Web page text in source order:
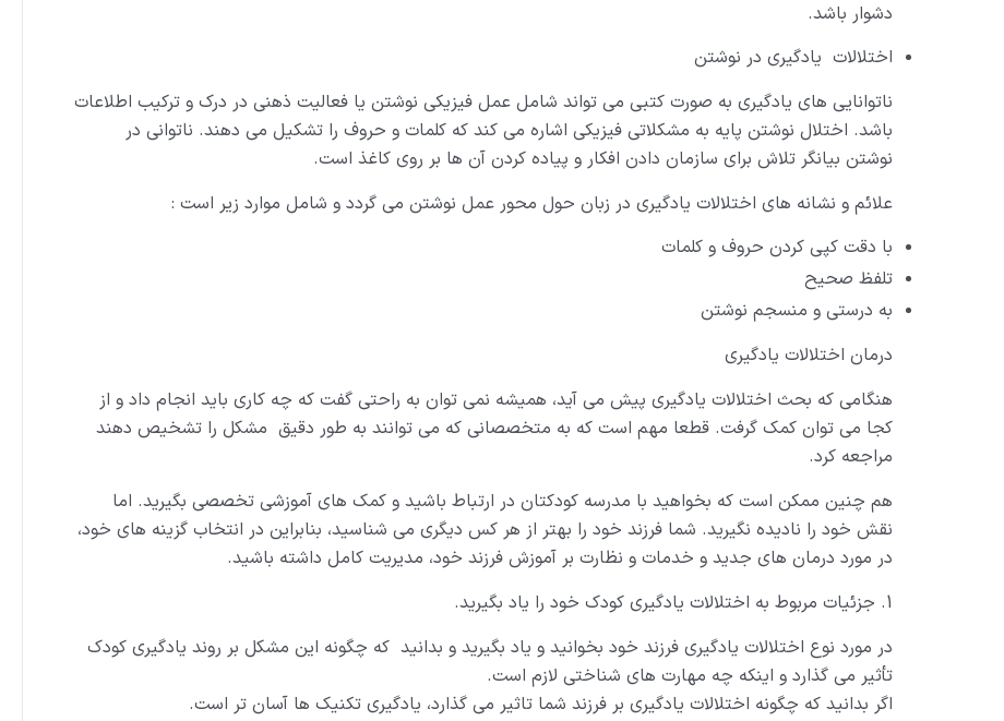
دشوار باشد.
اختلالات یادگیری در نوشتن
ناتوانایی های یادگیری به صورت کتبی می تواند شامل عمل فیزیکی نوشتن یا فعالیت ذهنی در درک و ترکیب اطلاعات
باشد. اختلال نوشتن پایه به مشکلاتی فیزیکی اشاره می کند که کلمات و حروف را تشکیل می دهند. ناتوانی در
نوشتن بیانگر تلاش برای سازمان دادن افکار و پیاده کردن آن ها بر روی کاغذ است.
علائم و نشانه های اختلالات یادگیری در زبان حول محور عمل نوشتن می گردد و شامل موارد زیر است :
با دقت کپی کردن حروف و کلمات
تلفظ صحیح
به درستی و منسجم نوشتن
درمان اختلالات یادگیری
هنگامی که بحث اختلالات یادگیری پیش می آید، همیشه نمی توان به راحتی گفت که چه کاری باید انجام داد و از
کجا می توان کمک گرفت. قطعا مهم است که به متخصصانی که می توانند به طور دقیق مشکل را تشخیص دهند
مراجعه کرد.
هم چنین ممکن است که بخواهید با مدرسه کودکتان در ارتباط باشید و کمک های آموزشی تخصصی بگیرید. اما
نقش خود را نادیده نگیرید. شما فرزند خود را بهتر از هر کس دیگری می شناسید، بنابراین در انتخاب گزینه های خود،
در مورد درمان های جدید و خدمات و نظارت بر آموزش فرزند خود، مدیریت کامل داشته باشید.
1. جزئیات مربوط به اختلالات یادگیری کودک خود را یاد بگیرید.
در مورد نوع اختلالات یادگیری فرزند خود بخوانید و یاد بگیرید و بدانید که چگونه این مشکل بر روند یادگیری کودک
تأثیر می گذارد و اینکه چه مهارت های شناختی لازم است.
اگر بدانید که چگونه اختلالات یادگیری بر فرزند شما تاثیر می گذارد، یادگیری تکنیک ها آسان تر است.